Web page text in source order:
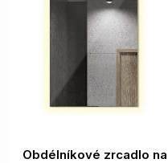
Obdélníkové zrcadlo na